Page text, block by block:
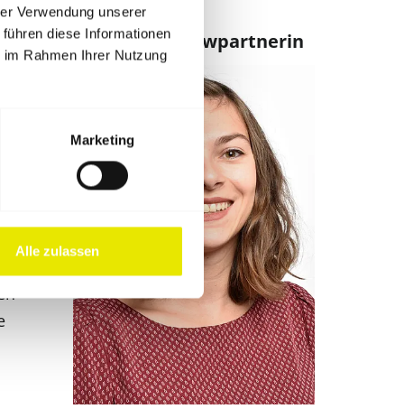
Verwendung unserer
diese Informationen
Rahmen Ihrer Nutzung
Marketing
Alle zulassen
Unser Interviewpartnerin